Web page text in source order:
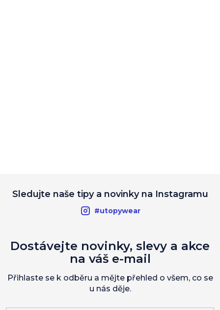
Sledujte naše tipy a novinky na Instagramu
#utopywear
Dostávejte novinky, slevy a akce
na váš e-mail
Přihlaste se k odběru a mějte přehled o všem, co se
u nás děje.